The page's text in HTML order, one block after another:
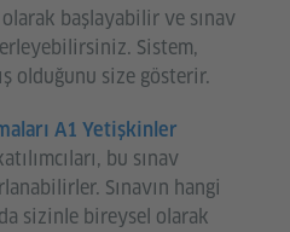
başlayabilir ve sınav
Sistem,
olduğunu size gösterir.
A1 Yetişkinler
bu sınav
Sınavın hangi
sizinle bireysel olarak